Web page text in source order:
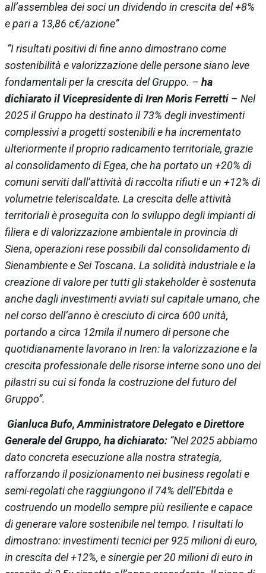
all’assemblea dei soci un dividendo in crescita del +8%
e pari a 13,86 c€/azione”
“I risultati positivi di fine anno dimostrano come
sostenibilità e valorizzazione delle persone siano leve
fondamentali per la crescita del Gruppo. – ha
dichiarato il Vicepresidente di Iren Moris Ferretti – Nel
2025 il Gruppo ha destinato il 73% degli investimenti
complessivi a progetti sostenibili e ha incrementato
ulteriormente il proprio radicamento territoriale, grazie
al consolidamento di Egea, che ha portato un +20% di
comuni serviti dall’attività di raccolta rifiuti e un +12% di
volumetrie teleriscaldate. La crescita delle attività
territoriali è proseguita con lo sviluppo degli impianti di
filiera e di valorizzazione ambientale in provincia di
Siena, operazioni rese possibili dal consolidamento di
Sienambiente e Sei Toscana. La solidità industriale e la
creazione di valore per tutti gli stakeholder è sostenuta
anche dagli investimenti avviati sul capitale umano, che
nel corso dell’anno è cresciuto di circa 600 unità,
portando a circa 12mila il numero di persone che
quotidianamente lavorano in Iren: la valorizzazione e la
crescita professionale delle risorse interne sono uno dei
pilastri su cui si fonda la costruzione del futuro del
Gruppo”.
Gianluca Bufo, Amministratore Delegato e Direttore
Generale del Gruppo, ha dichiarato: “Nel 2025 abbiamo
dato concreta esecuzione alla nostra strategia,
rafforzando il posizionamento nei business regolati e
semi-regolati che raggiungono il 74% dell’Ebitda e
costruendo un modello sempre più resiliente e capace
di generare valore sostenibile nel tempo. I risultati lo
dimostrano: investimenti tecnici per 925 milioni di euro,
in crescita del +12%, e sinergie per 20 milioni di euro in